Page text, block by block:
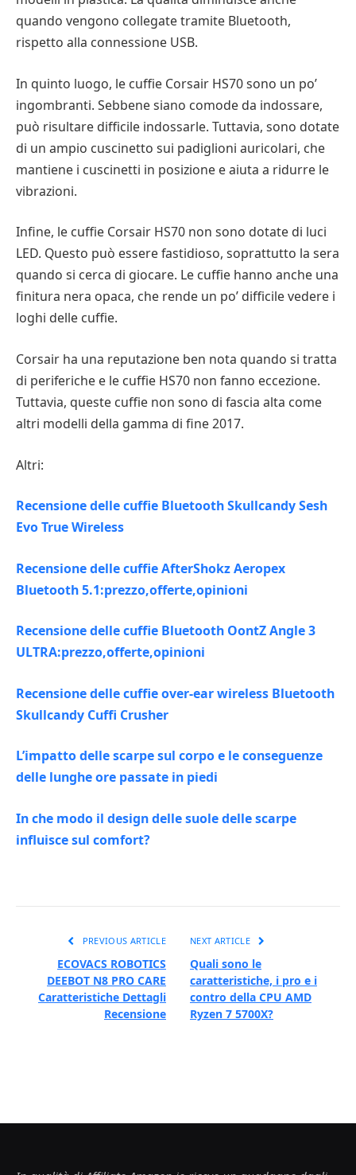
quando vengono collegate tramite Bluetooth,
rispetto alla connessione USB.
In quinto luogo, le cuffie Corsair HS70 sono un po’
ingombranti. Sebbene siano comode da indossare,
può risultare difficile indossarle. Tuttavia, sono dotate
di un ampio cuscinetto sui padiglioni auricolari, che
mantiene i cuscinetti in posizione e aiuta a ridurre le
vibrazioni.
Infine, le cuffie Corsair HS70 non sono dotate di luci
LED. Questo può essere fastidioso, soprattutto la sera
quando si cerca di giocare. Le cuffie hanno anche una
finitura nera opaca, che rende un po’ difficile vedere i
loghi delle cuffie.
Corsair ha una reputazione ben nota quando si tratta
di periferiche e le cuffie HS70 non fanno eccezione.
Tuttavia, queste cuffie non sono di fascia alta come
altri modelli della gamma di fine 2017.
Altri:
Recensione delle cuffie Bluetooth Skullcandy Sesh
Evo True Wireless
Recensione delle cuffie AfterShokz Aeropex
Bluetooth 5.1:prezzo,offerte,opinioni
Recensione delle cuffie Bluetooth OontZ Angle 3
ULTRA:prezzo,offerte,opinioni
Recensione delle cuffie over-ear wireless Bluetooth
Skullcandy Cuffi Crusher
L’impatto delle scarpe sul corpo e le conseguenze
delle lunghe ore passate in piedi
In che modo il design delle suole delle scarpe
influisce sul comfort?
PREVIOUS ARTICLE
ECOVACS ROBOTICS
DEEBOT N8 PRO CARE
Caratteristiche Dettagli
Recensione
NEXT ARTICLE
Quali sono le
caratteristiche, i pro e i
contro della CPU AMD
Ryzen 7 5700X?